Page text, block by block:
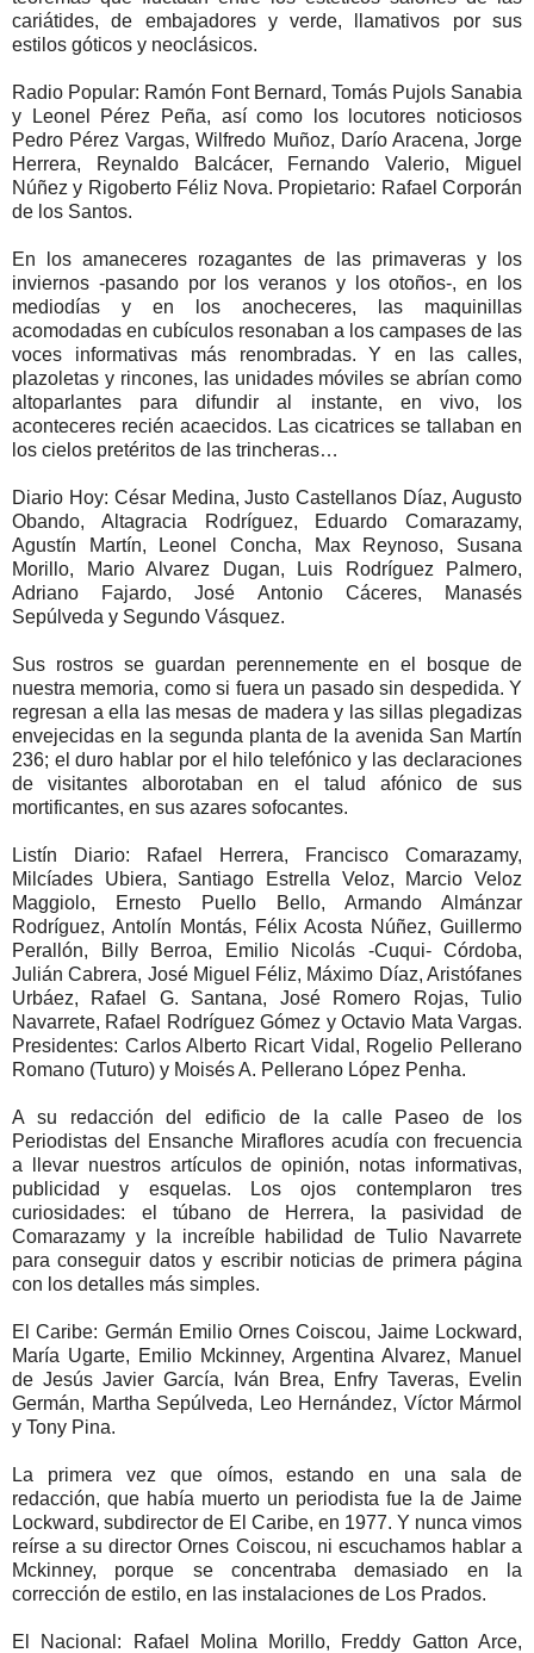
cariátides, de embajadores y verde, llamativos por sus
estilos góticos y neoclásicos.
Radio Popular: Ramón Font Bernard, Tomás Pujols Sanabia
y Leonel Pérez Peña, así como los locutores noticiosos
Pedro Pérez Vargas, Wilfredo Muñoz, Darío Aracena, Jorge
Herrera, Reynaldo Balcácer, Fernando Valerio, Miguel
Núñez y Rigoberto Féliz Nova. Propietario: Rafael Corporán
de los Santos.
En los amaneceres rozagantes de las primaveras y los
inviernos -pasando por los veranos y los otoños-, en los
mediodías y en los anocheceres, las maquinillas
acomodadas en cubículos resonaban a los campases de las
voces informativas más renombradas. Y en las calles,
plazoletas y rincones, las unidades móviles se abrían como
altoparlantes para difundir al instante, en vivo, los
aconteceres recién acaecidos. Las cicatrices se tallaban en
los cielos pretéritos de las trincheras…
Diario Hoy: César Medina, Justo Castellanos Díaz, Augusto
Obando, Altagracia Rodríguez, Eduardo Comarazamy,
Agustín Martín, Leonel Concha, Max Reynoso, Susana
Morillo, Mario Alvarez Dugan, Luis Rodríguez Palmero,
Adriano Fajardo, José Antonio Cáceres, Manasés
Sepúlveda y Segundo Vásquez.
Sus rostros se guardan perennemente en el bosque de
nuestra memoria, como si fuera un pasado sin despedida. Y
regresan a ella las mesas de madera y las sillas plegadizas
envejecidas en la segunda planta de la avenida San Martín
236; el duro hablar por el hilo telefónico y las declaraciones
de visitantes alborotaban en el talud afónico de sus
mortificantes, en sus azares sofocantes.
Listín Diario: Rafael Herrera, Francisco Comarazamy,
Milcíades Ubiera, Santiago Estrella Veloz, Marcio Veloz
Maggiolo, Ernesto Puello Bello, Armando Almánzar
Rodríguez, Antolín Montás, Félix Acosta Núñez, Guillermo
Perallón, Billy Berroa, Emilio Nicolás -Cuqui- Córdoba,
Julián Cabrera, José Miguel Féliz, Máximo Díaz, Aristófanes
Urbáez, Rafael G. Santana, José Romero Rojas, Tulio
Navarrete, Rafael Rodríguez Gómez y Octavio Mata Vargas.
Presidentes: Carlos Alberto Ricart Vidal, Rogelio Pellerano
Romano (Tuturo) y Moisés A. Pellerano López Penha.
A su redacción del edificio de la calle Paseo de los
Periodistas del Ensanche Miraflores acudía con frecuencia
a llevar nuestros artículos de opinión, notas informativas,
publicidad y esquelas. Los ojos contemplaron tres
curiosidades: el túbano de Herrera, la pasividad de
Comarazamy y la increíble habilidad de Tulio Navarrete
para conseguir datos y escribir noticias de primera página
con los detalles más simples.
El Caribe: Germán Emilio Ornes Coiscou, Jaime Lockward,
María Ugarte, Emilio Mckinney, Argentina Alvarez, Manuel
de Jesús Javier García, Iván Brea, Enfry Taveras, Evelin
Germán, Martha Sepúlveda, Leo Hernández, Víctor Mármol
y Tony Pina.
La primera vez que oímos, estando en una sala de
redacción, que había muerto un periodista fue la de Jaime
Lockward, subdirector de El Caribe, en 1977. Y nunca vimos
reírse a su director Ornes Coiscou, ni escuchamos hablar a
Mckinney, porque se concentraba demasiado en la
corrección de estilo, en las instalaciones de Los Prados.
El Nacional: Rafael Molina Morillo, Freddy Gatton Arce,